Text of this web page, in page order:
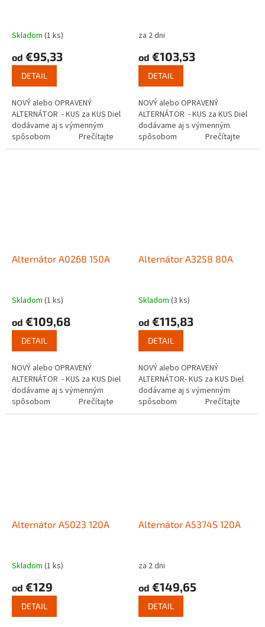
Skladom (1 ks)
od €95,33
DETAIL
NOVÝ alebo OPRAVENÝ
ALTERNÁTOR - KUS za KUS Diel
dodávame aj s výmenným
spôsobom Prečítajte
si ako...
za 2 dni
od €103,53
DETAIL
NOVÝ alebo OPRAVENÝ
ALTERNÁTOR - KUS za KUS Diel
dodávame aj s výmenným
spôsobom Prečítajte
si ako...
Alternátor A0268 150A
Skladom (1 ks)
od €109,68
DETAIL
NOVÝ alebo OPRAVENÝ
ALTERNÁTOR - KUS za KUS Diel
dodávame aj s výmenným
spôsobom Prečítajte
si ako...
Alternátor A3258 80A
Skladom (3 ks)
od €115,83
DETAIL
NOVÝ alebo OPRAVENÝ
ALTERNÁTOR- KUS za KUS Diel
dodávame aj s výmenným
spôsobom Prečítajte
si ako funguje...
Alternátor A5023 120A
Skladom (1 ks)
od €129
DETAIL
Alternátor A5374S 120A
za 2 dni
od €149,65
DETAIL